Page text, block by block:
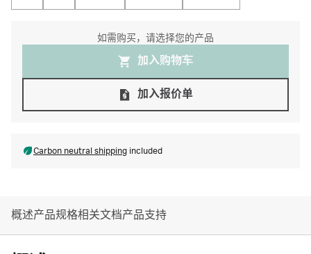
如需购买，请选择您的产品
加入购物⻋
加入报价单
Carbon neutral shipping included
概述产品规格相关文档产品支持